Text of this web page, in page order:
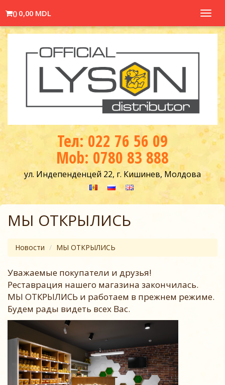
() 0,00 MDL
Тел: 022 76 56 09
Mob: 0780 83 888
ул. Индепенденцей 22, г. Кишинев, Молдова
МЫ ОТКРЫЛИСЬ
Новости МЫ ОТКРЫЛИСЬ
Уважаемые покупатели и друзья!
Реставрация нашего магазина закончилась.
МЫ ОТКРЫЛИСЬ и работаем в прежнем режиме.
Будем рады видеть всех Вас.